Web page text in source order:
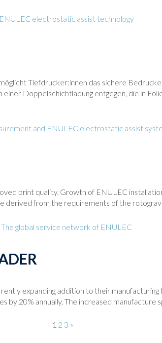
Tiefdrucker:innen das sichere
Doppelschichtladung entgegen, die in
print quality. Growth of ENULEC
derived from the requirements of the
expanding addition to their
by 20% annually. The increased manufacture
1 2 3 »